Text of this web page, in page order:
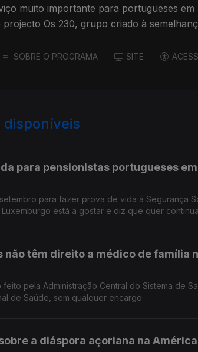
muito importante para portugueses em
Os 230, grupo criado à
SOBRE O PROGRAMA SITE
disponíveis
para pensionistas portugueses
para fazer prova de vida à Segurança
está a gostar e diz que quer
não têm direito a médico de família
feito pela Administração Central do Sistema de
de Saúde, sem qualquer encargo.
a diáspora açoriana na